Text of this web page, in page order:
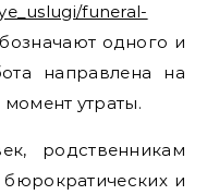
funeral-
одного и
направлена на
утраты.
родственникам
и